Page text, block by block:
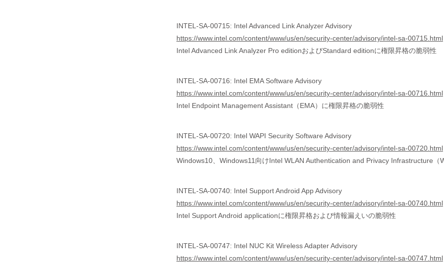
INTEL-SA-00715: Intel Advanced Link Analyzer Advisory
https://www.intel.com/content/www/us/en/security-center/advisory/intel-sa-00715.html
Intel Advanced Link Analyzer Pro editionおよびStandard editionに権限昇格の脆弱性
INTEL-SA-00716: Intel EMA Software Advisory
https://www.intel.com/content/www/us/en/security-center/advisory/intel-sa-00716.html
Intel Endpoint Management Assistant（EMA）に権限昇格の脆弱性
INTEL-SA-00720: Intel WAPI Security Software Advisory
https://www.intel.com/content/www/us/en/security-center/advisory/intel-sa-00720.html
Windows10、Windows11向けIntel WLAN Authentication and Privacy Infrastructure（
INTEL-SA-00740: Intel Support Android App Advisory
https://www.intel.com/content/www/us/en/security-center/advisory/intel-sa-00740.html
Intel Support Android applicationに権限昇格および情報漏えいの脆弱性
INTEL-SA-00747: Intel NUC Kit Wireless Adapter Advisory
https://www.intel.com/content/www/us/en/security-center/advisory/intel-sa-00747.html